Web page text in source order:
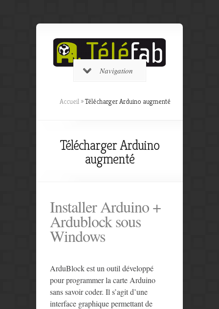
Navigation
Accueil »Télécharger Arduino augmenté
Télécharger Arduino
augmenté
Installer Arduino +
Ardublock sous
Windows
ArduBlock est un outil développé
pour programmer la carte Arduino
sans savoir coder. Il s’agit d’une
interface graphique permettant de